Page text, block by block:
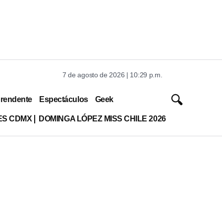
7 de agosto de 2026 | 10:29 p.m.
Espectáculos Geek
CDMX DOMINGA LÓPEZ MISS CHILE 2026